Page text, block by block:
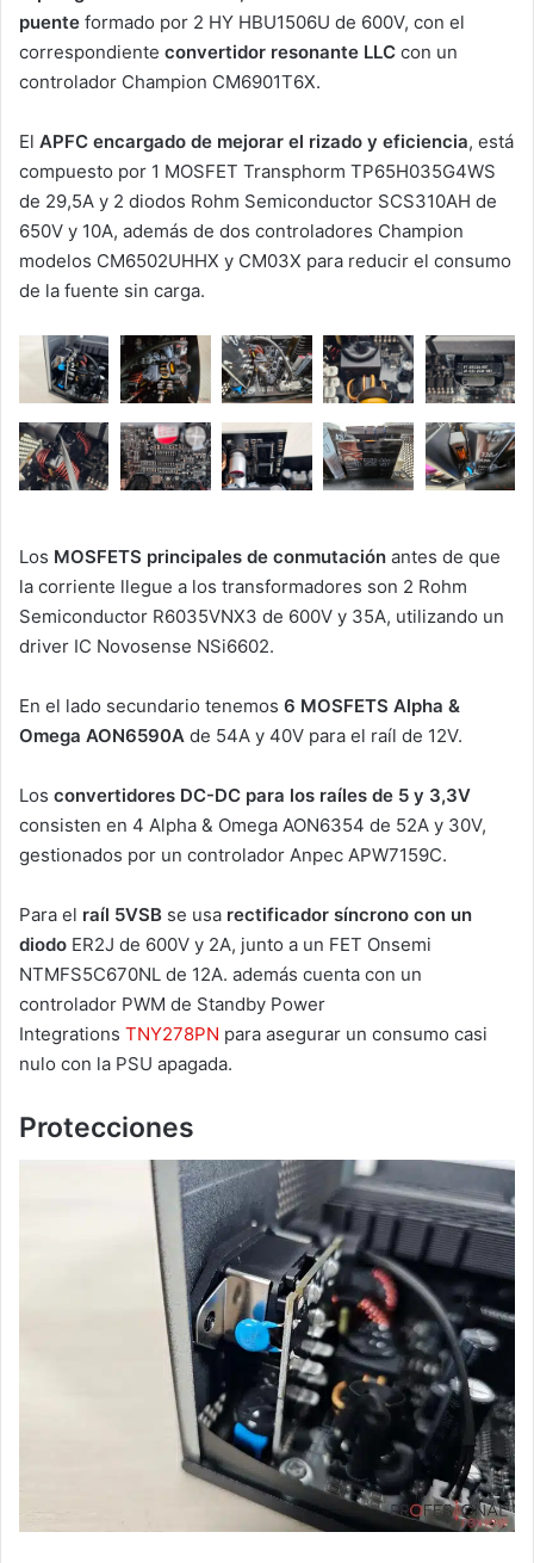
puente formado por 2 HY HBU1506U de 600V, con el
correspondiente convertidor resonante LLC con un
controlador Champion CM6901T6X.
El APFC encargado de mejorar el rizado y eficiencia, está
compuesto por 1 MOSFET Transphorm TP65H035G4WS
de 29,5A y 2 diodos Rohm Semiconductor SCS310AH de
650V y 10A, además de dos controladores Champion
modelos CM6502UHHX y CM03X para reducir el consumo
de la fuente sin carga.
Los MOSFETS principales de conmutación antes de que
la corriente llegue a los transformadores son 2 Rohm
Semiconductor R6035VNX3 de 600V y 35A, utilizando un
driver IC Novosense NSi6602.
En el lado secundario tenemos 6 MOSFETS Alpha &
Omega AON6590A de 54A y 40V para el raíl de 12V.
Los convertidores DC-DC para los raíles de 5 y 3,3V
consisten en 4 Alpha & Omega AON6354 de 52A y 30V,
gestionados por un controlador Anpec APW7159C.
Para el raíl 5VSB se usa rectificador síncrono con un
diodo ER2J de 600V y 2A, junto a un FET Onsemi
NTMFS5C670NL de 12A. además cuenta con un
controlador PWM de Standby Power
Integrations TNY278PN para asegurar un consumo casi
nulo con la PSU apagada.
Protecciones